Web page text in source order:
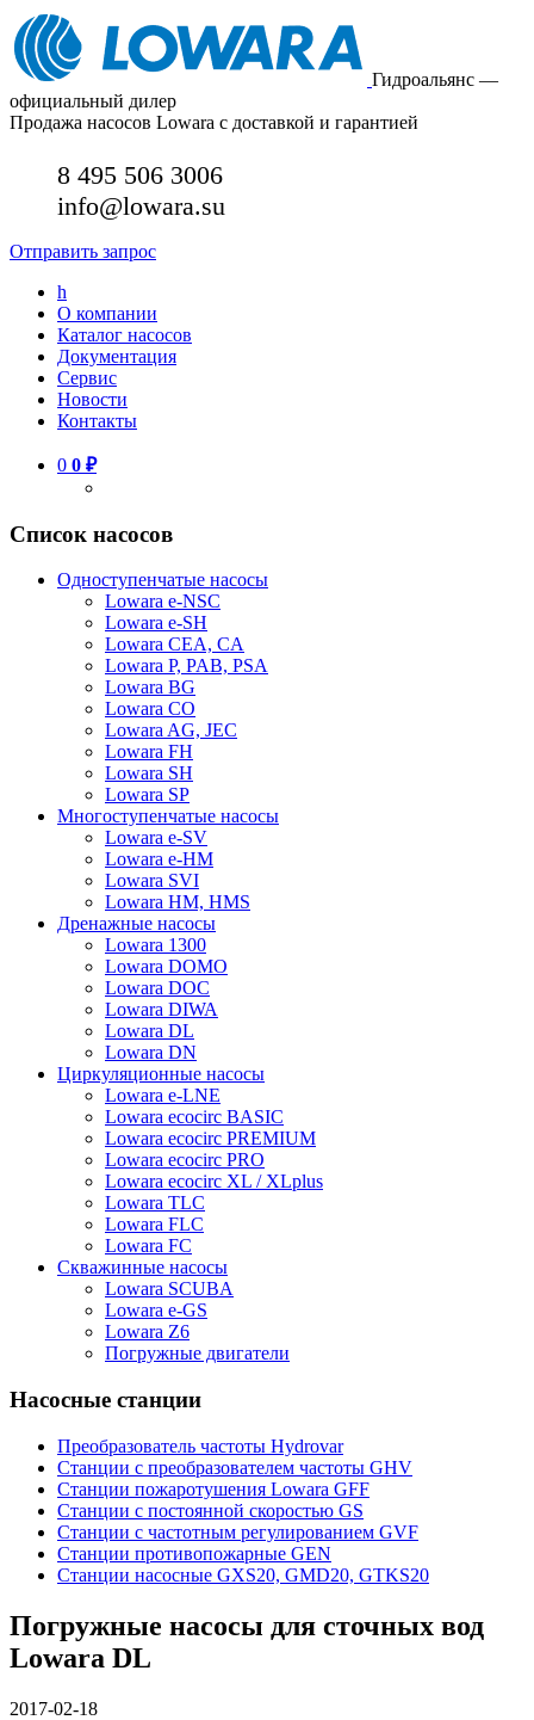
Гидроальянс —
официальный дилер
Продажа насосов Lowara с доставкой и гарантией
8 495 506 3006
info@lowara.su
Отправить запрос
h
О компании
Каталог насосов
Документация
Сервис
Новости
Контакты
0 0 ₽
Список насосов
Одноступенчатые насосы
Lowara e-NSC
Lowara e-SH
Lowara CEA, CA
Lowara P, PAB, PSA
Lowara BG
Lowara CO
Lowara AG, JEC
Lowara FH
Lowara SH
Lowara SP
Многоступенчатые насосы
Lowara e-SV
Lowara e-HM
Lowara SVI
Lowara HM, HMS
Дренажные насосы
Lowara 1300
Lowara DOMO
Lowara DOC
Lowara DIWA
Lowara DL
Lowara DN
Циркуляционные насосы
Lowara e-LNE
Lowara ecocirc BASIC
Lowara ecocirc PREMIUM
Lowara ecocirc PRO
Lowara ecocirc XL / XLplus
Lowara TLC
Lowara FLC
Lowara FC
Скважинные насосы
Lowara SCUBA
Lowara e-GS
Lowara Z6
Погружные двигатели
Насосные станции
Преобразователь частоты Hydrovar
Станции с преобразователем частоты GHV
Станции пожаротушения Lowara GFF
Станции с постоянной скоростью GS
Станции с частотным регулированием GVF
Станции противопожарные GEN
Станции насосные GXS20, GMD20, GTKS20
Погружные насосы для сточных вод
Lowara DL
2017-02-18